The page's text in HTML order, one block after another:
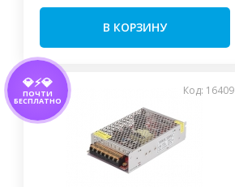
В КОРЗИНУ
💎⚡💎
ПОЧТИ
БЕСПЛАТНО
Код: 16409